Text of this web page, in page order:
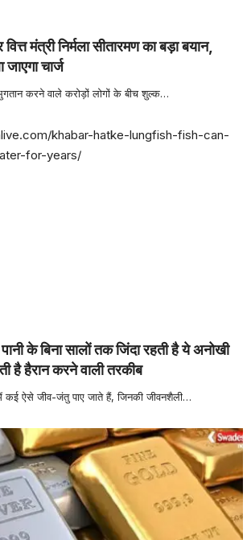
मंत्री निर्मला सीतारमण का बड़ा बयान,
चार्ज
करने वाले करोड़ों लोगों के बीच शुल्क…
के बिना सालों तक जिंदा रहती है ये अनोखी
है हैरान करने वाली तरकीब
ऐसे जीव-जंतु पाए जाते हैं, जिनकी जीवनशैली…